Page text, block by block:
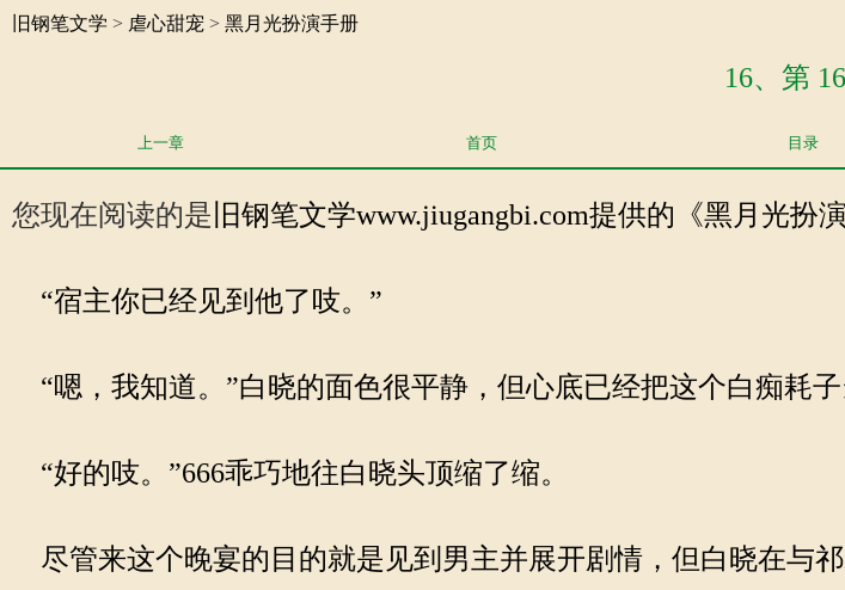
旧钢笔文学 > 虐心甜宠 > 黑月光扮演手册
16、第
上一章 首页 目录
您现在阅读的是 旧钢笔文学www.jiugangbi.com提供的《黑月光扮
“宿主你已经见到他了吱。”
“嗯，我知道。”白晓的面色很平静，但心底已经把这个白痴耗
“好的吱。”666乖巧地往白晓头顶缩了缩。
尽管来这个晚宴的目的就是见到男主并展开剧情，但白晓在与